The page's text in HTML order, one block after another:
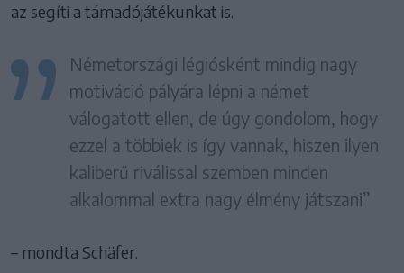
az segíti a támadójátékunkat is.
Németországi légiósként mindig nagy
motiváció pályára lépni a német
válogatott ellen, de úgy gondolom, hogy
ezzel a többiek is így vannak, hiszen ilyen
kaliberű riválissal szemben minden
alkalommal extra nagy élmény játszani”
– mondta Schäfer.